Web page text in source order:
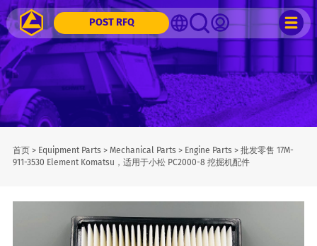
POST RFQ
首页> Equipment Parts > Mechanical Parts > Engine Parts > 批发零售 17M-
911-3530 Element Komatsu，适用于小松 PC2000-8 挖掘机配件